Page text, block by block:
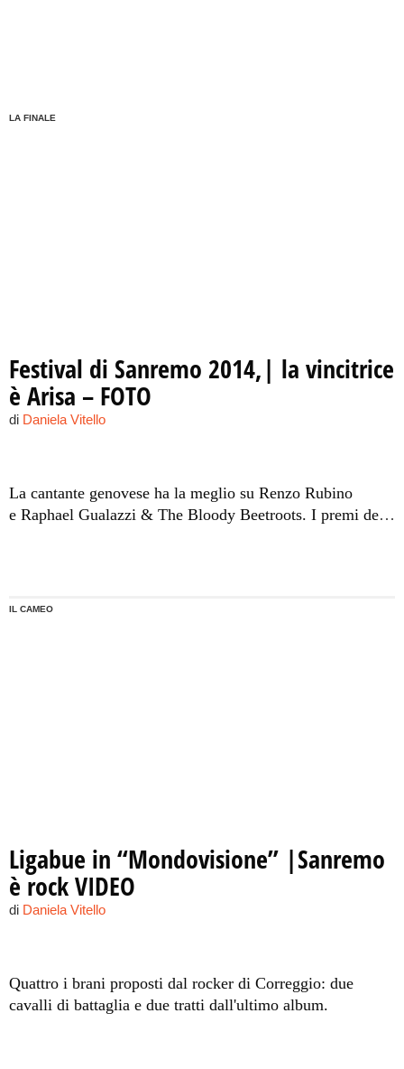
LA FINALE
Festival di Sanremo 2014,| la vincitrice
è Arisa – FOTO
di Daniela Vitello
La cantante genovese ha la meglio su Renzo Rubino
e Raphael Gualazzi & The Bloody Beetroots. I premi della
IL CAMEO
Ligabue in “Mondovisione” |Sanremo
è rock VIDEO
di Daniela Vitello
Quattro i brani proposti dal rocker di Correggio: due
cavalli di battaglia e due tratti dall'ultimo album.